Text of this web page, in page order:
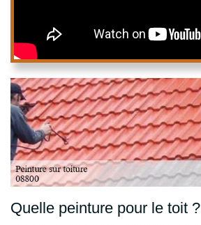
Quelle peinture pour le toit ?